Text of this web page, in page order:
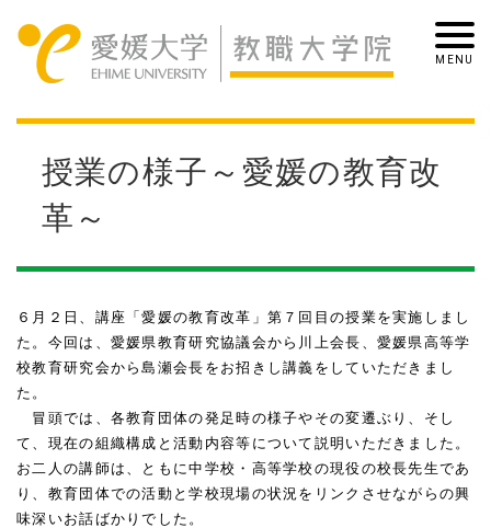
授業の様子～愛媛の教育改
革～
６月２日、講座「愛媛の教育改革」第７回目の授業を実施しまし
た。今回は、愛媛県教育研究協議会から川上会長、愛媛県高等学
校教育研究会から島瀬会長をお招きし講義をしていただきまし
た。
冒頭では、各教育団体の発足時の様子やその変遷ぶり、そし
て、現在の組織構成と活動内容等について説明いただきました。
お二人の講師は、ともに中学校・高等学校の現役の校長先生であ
り、教育団体での活動と学校現場の状況をリンクさせながらの興
味深いお話ばかりでした。